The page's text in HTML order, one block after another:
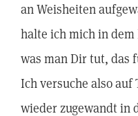
an Weisheiten
halte ich mich in
was man Dir tut, das
Ich versuche also
wieder zugewandt in